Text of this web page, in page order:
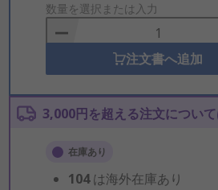
to
Basket
数量を選択または入力
注文書へ追加
3,000円を超える注文につい
在庫あり
104は海外在庫あり